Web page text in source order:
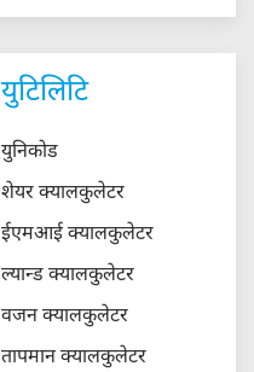
युटिलिटि
युनिकोड
शेयर क्यालकुलेटर
ईएमआई क्यालकुलेटर
ल्यान्ड क्यालकुलेटर
वजन क्यालकुलेटर
तापमान क्यालकुलेटर